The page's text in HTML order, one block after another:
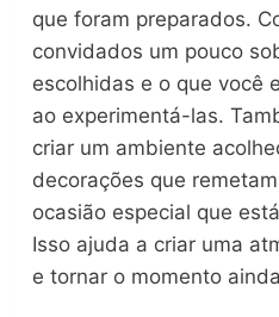
que foram preparados.
convidados um pouco
escolhidas e o que você
ao experimentá-las.
criar um ambiente
decorações que
ocasião especial que
Isso ajuda a criar uma
e tornar o momento